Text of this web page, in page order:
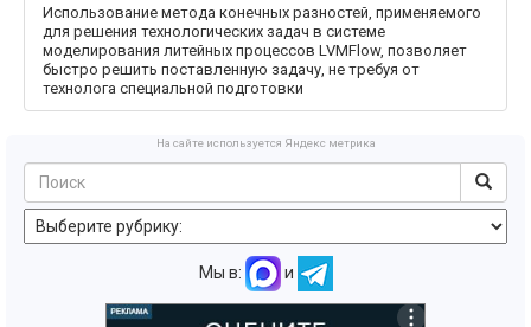
Использование метода конечных разностей, применяемого
для решения технологических задач в системе
моделирования литейных процессов LVMFlow, позволяет
быстро решить поставленную задачу, не требуя от
технолога специальной подготовки
На сайте используется Яндекс метрика
Мы в: и